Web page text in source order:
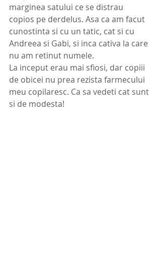
marginea satului ce se distrau
copios pe derdelus. Asa ca am facut
cunostinta si cu un tatic, cat si cu
Andreea si Gabi, si inca cativa la care
nu am retinut numele.
La inceput erau mai sfiosi, dar copiii
de obicei nu prea rezista farmecului
meu copilaresc. Ca sa vedeti cat sunt
si de modesta!